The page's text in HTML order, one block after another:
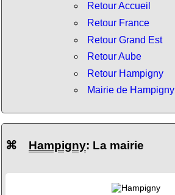
Retour Accueil
Retour France
Retour Grand Est
Retour Aube
Retour Hampigny
Mairie de Hampigny
⌘ Hampigny: La mairie